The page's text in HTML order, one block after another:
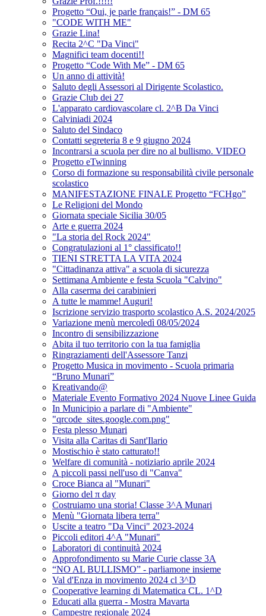
Progetto “Oui, je parle français!” - DM 65
"CODE WITH ME"
Grazie Lina!
Recita 2^C "Da Vinci"
Magnifici team docenti!!
Progetto “Code With Me” - DM 65
Un anno di attività!
Saluto degli Assessori al Dirigente Scolastico.
Grazie Club dei 27
L'apparato cardiovascolare cl. 2^B Da Vinci
Calviniadi 2024
Saluto del Sindaco
Contatti segreteria 8 e 9 giugno 2024
Incontrarsi a scuola per dire no al bullismo. VIDEO
Progetto eTwinning
Corso di formazione su responsabilità civile personale
scolastico
MANIFESTAZIONE FINALE Progetto “FCHgo”
Le Religioni del Mondo
Giornata speciale Sicilia 30/05
Arte e guerra 2024
"La storia del Rock 2024"
Congratulazioni al 1° classificato!!
TIENI STRETTA LA VITA 2024
"Cittadinanza attiva" a scuola di sicurezza
Settimana Ambiente e festa Scuola "Calvino"
Alla caserma dei carabinieri
A tutte le mamme! Auguri!
Iscrizione servizio trasporto scolastico A.S. 2024/2025
Variazione menù mercoledì 08/05/2024
Incontro di sensibilizzazione
Abita il tuo territorio con la tua famiglia
Ringraziamenti dell'Assessore Tanzi
Progetto Musica in movimento - Scuola primaria
“Bruno Munari”
Kreativando@
Materiale Evento Formativo 2024 Nuove Linee Guida
In Municipio a parlare di "Ambiente"
"qrcode_sites.google.com.png"
Festa plesso Munari
Visita alla Caritas di Sant'Ilario
Mostischio è stato catturato!!
Welfare di comunità - notiziario aprile 2024
A piccoli passi nell'uso di "Canva"
Croce Bianca al "Munari"
Giorno del π day
Costruiamo una storia! Classe 3^A Munari
Menù "Giornata libera terra"
Uscite a teatro "Da Vinci" 2023-2024
Piccoli editori 4^A "Munari"
Laboratori di continuità 2024
Approfondimento su Marie Curie classe 3A
“NO AL BULLISMO” - parliamone insieme
Val d'Enza in movimento 2024 cl 3^D
Cooperative learning di Matematica CL. 1^D
Educati alla guerra - Mostra Mavarta
Campestre regionale 2024